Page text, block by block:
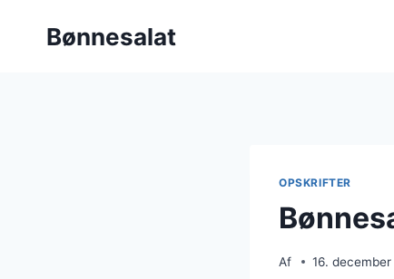
Bønnesalat
OPSKRIFTER
Af 16.